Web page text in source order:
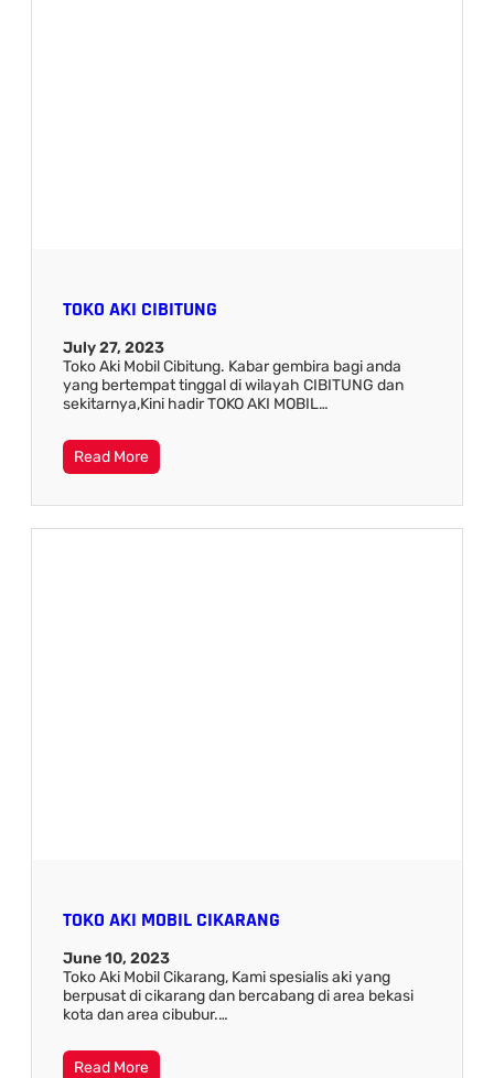
TOKO AKI CIBITUNG
July 27, 2023
Toko Aki Mobil Cibitung. Kabar gembira bagi anda
yang bertempat tinggal di wilayah CIBITUNG dan
sekitarnya,Kini hadir TOKO AKI MOBIL…
Read More
TOKO AKI MOBIL CIKARANG
June 10, 2023
Toko Aki Mobil Cikarang, Kami spesialis aki yang
berpusat di cikarang dan bercabang di area bekasi
kota dan area cibubur.…
Read More